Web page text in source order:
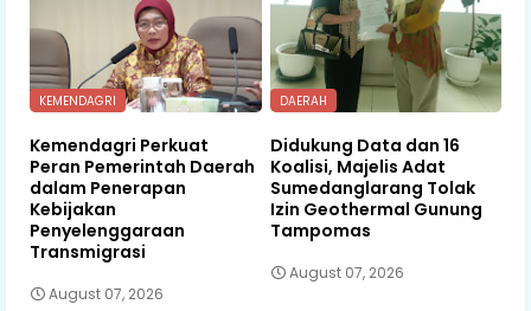
KEMENDAGRI
Kemendagri Perkuat
Peran Pemerintah Daerah
dalam Penerapan
Kebijakan
Penyelenggaraan
Transmigrasi
August 07, 2026
DAERAH
Didukung Data dan 16
Koalisi, Majelis Adat
Sumedanglarang Tolak
Izin Geothermal Gunung
Tampomas
August 07, 2026